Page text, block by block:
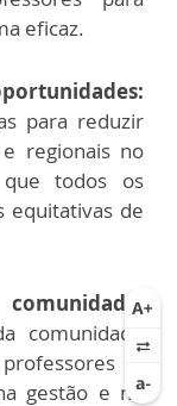
eficaz.
para reduzir
e regionais no
que todos os
equitativas de
comunidade
e
gestão e no